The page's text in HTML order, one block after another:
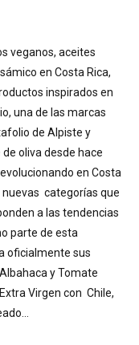
veganos, aceites
en Costa Rica,
inspirados en
una de las marcas
de Alpiste y
oliva desde hace
en Costa
nuevas categorías que
a las tendencias
parte de esta
oficialmente sus
y Tomate
Virgen con Chile,